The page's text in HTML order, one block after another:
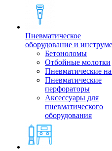
Пневматическое
оборудование и
Бетоноломы
Отбойные молотки
Пневматические
Пневматические
перфораторы
Аксессуары для
пневматического
оборудования